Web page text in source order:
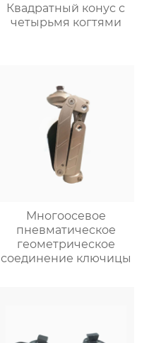
Квадратный конус с
четырьмя когтями
Многоосевое
пневматическое
геометрическое
соединение ключицы